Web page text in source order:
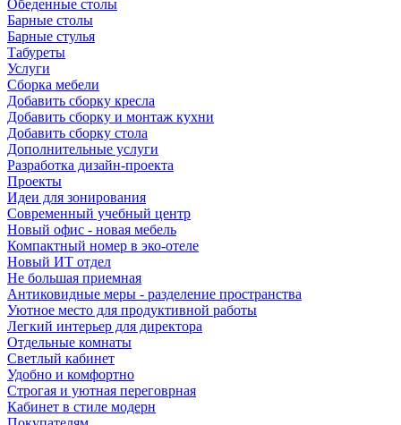
Обеденные столы
Барные столы
Барные стулья
Табуреты
Услуги
Сборка мебели
Добавить сборку кресла
Добавить сборку и монтаж кухни
Добавить сборку стола
Дополнительные услуги
Разработка дизайн-проекта
Проекты
Идеи для зонирования
Современный учебный центр
Новый офис - новая мебель
Компактный номер в эко-отеле
Новый ИТ отдел
Не большая приемная
Антиковидные меры - разделение пространства
Уютное место для продуктивной работы
Легкий интерьер для директора
Отдельные комнаты
Светлый кабинет
Удобно и комфортно
Строгая и уютная переговрная
Кабинет в стиле модерн